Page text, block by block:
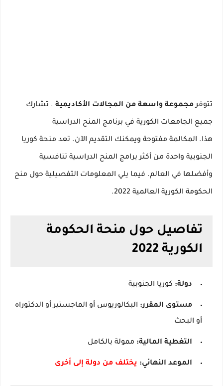
تتوفرمجموعة واسعة من المجالات الأكاديمية . تشارك
جميع الجامعات الكورية في برنامج المنح الدراسية
هذا. المكالمة مفتوحة ويمكنك التقديم الآن. تعد منحة كوريا
الجنوبية واحدة من أكثر برامج المنح الدراسية تنافسية
وأفضلها في العالم. فيما يلي المعلومات التفصيلية حول منح
الحكومة الكورية العالمية 2022.
تفاصيل حول منحة الحكومة
الكورية 2022
دولة: كوريا الجنوبية
مستوى المقرر: البكالوريوس أو الماجستير أو الدكتوراه
أو البحث
التغطية المالية: ممولة بالكامل
الموعد النهائي: يختلف من دولة إلى أخرى